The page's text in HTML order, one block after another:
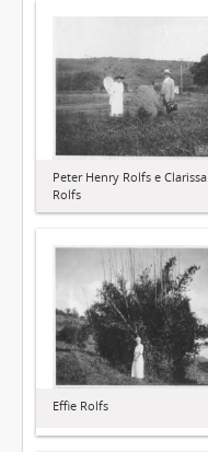
Peter Henry Rolfs e Clarissa
Rolfs
Effie Rolfs